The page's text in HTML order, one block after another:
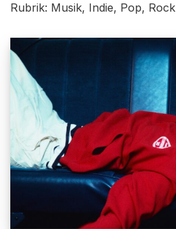
Rubrik: Musik, Indie, Pop, Rock